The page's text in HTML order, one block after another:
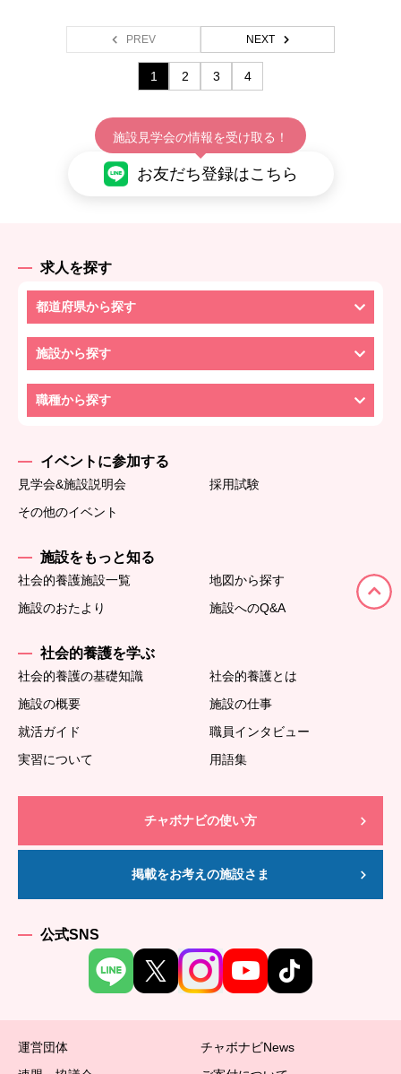
PREV NEXT
1 2 3 4
施設見学会の情報を受け取る！
お友だち登録はこちら
求人を探す
都道府県から探す
施設から探す
職種から探す
イベントに参加する
見学会&施設説明会
採用試験
その他のイベント
施設をもっと知る
社会的養護施設一覧
地図から探す
施設のおたより
施設へのQ&A
社会的養護を学ぶ
社会的養護の基礎知識
社会的養護とは
施設の概要
施設の仕事
就活ガイド
職員インタビュー
実習について
用語集
チャボナビの使い方
掲載をお考えの施設さま
公式SNS
運営団体
チャボナビNews